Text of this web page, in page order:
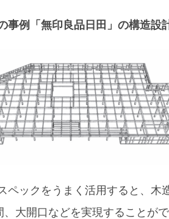
事例「無印良品日田」の構造設
ペックをうまく活用すると、木
、大開口などを実現することが